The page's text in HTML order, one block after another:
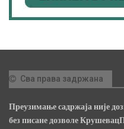
Сва права задржана
Преузимање садржаја није
без писане дозволе